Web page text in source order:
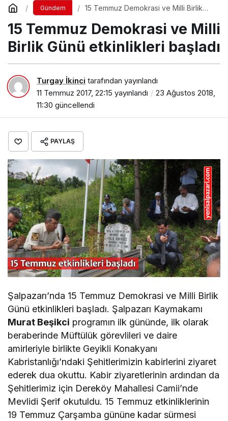
Gündem
15 Temmuz Demokrasi ve Milli Birlik
15 Temmuz Demokrasi ve Milli
Birlik Günü etkinlikleri başladı
Turgay İkinci tarafından yayınlandı
11 Temmuz 2017, 22:15 yayınlandı
23 Ağustos 2018,
11:30 güncellendi
PAYLAŞ
Şalpazarı’nda 15 Temmuz Demokrasi ve Milli Birlik
Günü etkinlikleri başladı. Şalpazarı Kaymakamı
Murat Beşikci programın ilk gününde, ilk olarak
beraberinde Müftülük görevlileri ve daire
amirleriyle birlikte Geyikli Konakyanı
Kabristanlığı’ndaki Şehitlerimizin kabirlerini ziyaret
ederek dua okuttu. Kabir ziyaretlerinin ardından da
Şehitlerimiz için Dereköy Mahallesi Camii’nde
Mevlidi Şerif okutuldu. 15 Temmuz etkinliklerinin
19 Temmuz Çarşamba gününe kadar sürmesi